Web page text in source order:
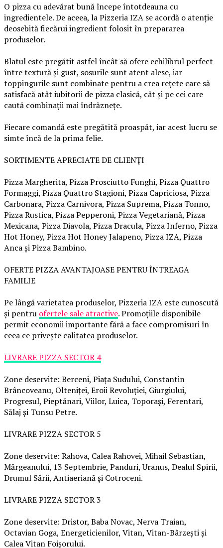
O pizza cu adevărat bună începe întotdeauna cu
ingredientele. De aceea, la Pizzeria IZA se acordă o atenție
deosebită fiecărui ingredient folosit în prepararea
produselor.
Blatul este pregătit astfel încât să ofere echilibrul perfect
între textură și gust, sosurile sunt atent alese, iar
toppingurile sunt combinate pentru a crea rețete care să
satisfacă atât iubitorii de pizza clasică, cât și pe cei care
caută combinații mai îndrăznețe.
Fiecare comandă este pregătită proaspăt, iar acest lucru se
simte încă de la prima felie.
SORTIMENTE APRECIATE DE CLIENȚI
Pizza Margherita, Pizza Prosciutto Funghi, Pizza Quattro
Formaggi, Pizza Quattro Stagioni, Pizza Capriciosa, Pizza
Carbonara, Pizza Carnivora, Pizza Suprema, Pizza Tonno,
Pizza Rustica, Pizza Pepperoni, Pizza Vegetariană, Pizza
Mexicana, Pizza Diavola, Pizza Dracula, Pizza Inferno, Pizza
Hot Honey, Pizza Hot Honey Jalapeno, Pizza IZA, Pizza
Anca și Pizza Bambino.
OFERTE PIZZA AVANTAJOASE PENTRU ÎNTREAGA
FAMILIE
Pe lângă varietatea produselor, Pizzeria IZA este cunoscută
și pentru ofertele sale atractive. Promoțiile disponibile
permit economii importante fără a face compromisuri în
ceea ce privește calitatea produselor.
LIVRARE PIZZA SECTOR 4
Zone deservite: Berceni, Piața Sudului, Constantin
Brâncoveanu, Olteniței, Eroii Revoluției, Giurgiului,
Progresul, Pieptănari, Viilor, Luica, Toporași, Ferentari,
Sălaj și Tunsu Petre.
LIVRARE PIZZA SECTOR 5
Zone deservite: Rahova, Calea Rahovei, Mihail Sebastian,
Mărgeanului, 13 Septembrie, Panduri, Uranus, Dealul Spirii,
Drumul Sării, Antiaeriană și Cotroceni.
LIVRARE PIZZA SECTOR 3
Zone deservite: Dristor, Baba Novac, Nerva Traian,
Octavian Goga, Energeticienilor, Vitan, Vitan-Bârzești și
Calea Vitan Foișorului.